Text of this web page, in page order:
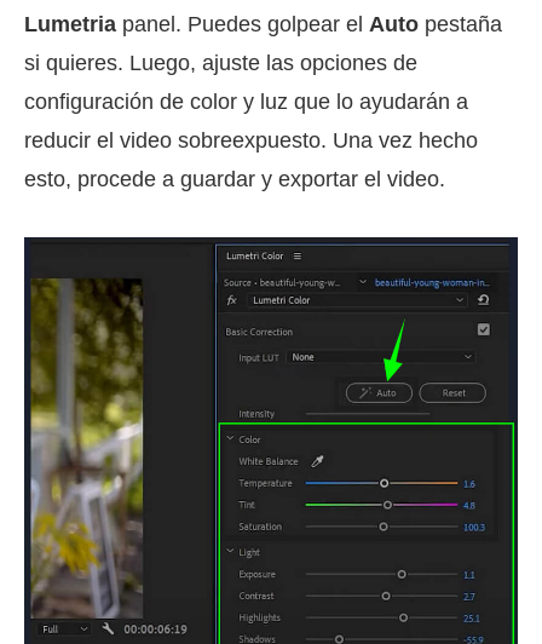
Lumetria panel. Puedes golpear el Auto pestaña
si quieres. Luego, ajuste las opciones de
configuración de color y luz que lo ayudarán a
reducir el video sobreexpuesto. Una vez hecho
esto, procede a guardar y exportar el video.